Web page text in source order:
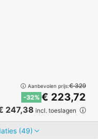
Aanbevolen prijs:€ 329
-32% € 223,72
247,38 incl. toeslagen
(49)